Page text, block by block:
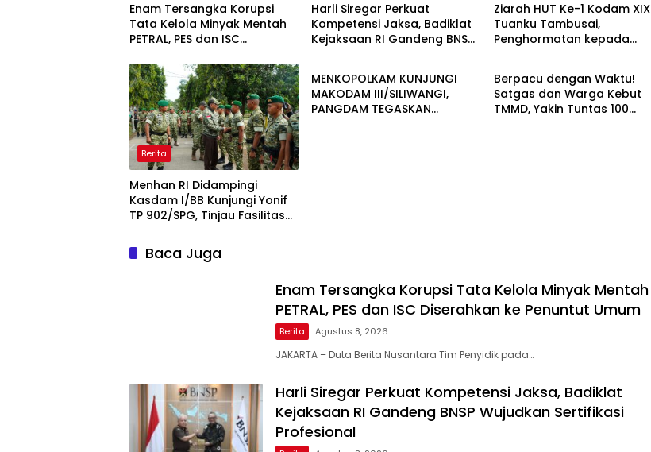
Enam Tersangka Korupsi
Tata Kelola Minyak Mentah
PETRAL, PES dan ISC
Umum
Harli Siregar Perkuat
Kompetensi Jaksa, Badiklat
Kejaksaan RI Gandeng BNSP
Ziarah HUT Ke-1 Kodam XIX
Tuanku Tambusai,
Penghormatan kepada
Berita
Menhan RI Didampingi
Kasdam I/BB Kunjungi Yonif
TP 902/SPG, Tinjau Fasilitas
Berita
MENKOPOLKAM KUNJUNGI
MAKODAM III/SILIWANGI,
PANGDAM TEGASKAN
Berita
Berpacu dengan Waktu!
Satgas dan Warga Kebut
TMMD, Yakin Tuntas 100
Baca Juga
Enam Tersangka Korupsi Tata Kelola Minyak Mentah
PETRAL, PES dan ISC Diserahkan ke Penuntut Umum
Berita Agustus 8, 2026
JAKARTA – Duta Berita Nusantara Tim Penyidik pada…
Harli Siregar Perkuat Kompetensi Jaksa, Badiklat
Kejaksaan RI Gandeng BNSP Wujudkan Sertifikasi
Profesional